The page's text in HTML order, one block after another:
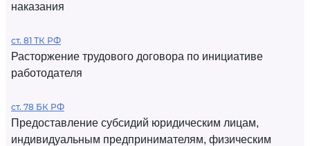
наказания
ст. 81 ТК РФ
Расторжение трудового договора по инициативе
работодателя
ст. 78 БК РФ
Предоставление субсидий юридическим лицам,
индивидуальным предпринимателям, физическим